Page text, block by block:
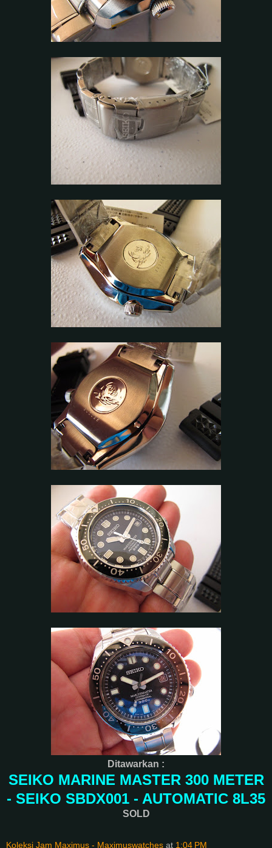
Ditawarkan :
SEIKO MARINE MASTER 300 METER
- SEIKO SBDX001 - AUTOMATIC 8L35
SOLD
Koleksi Jam Maximus - Maximuswatches at 1:04 PM